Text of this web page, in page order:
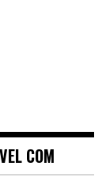
COM